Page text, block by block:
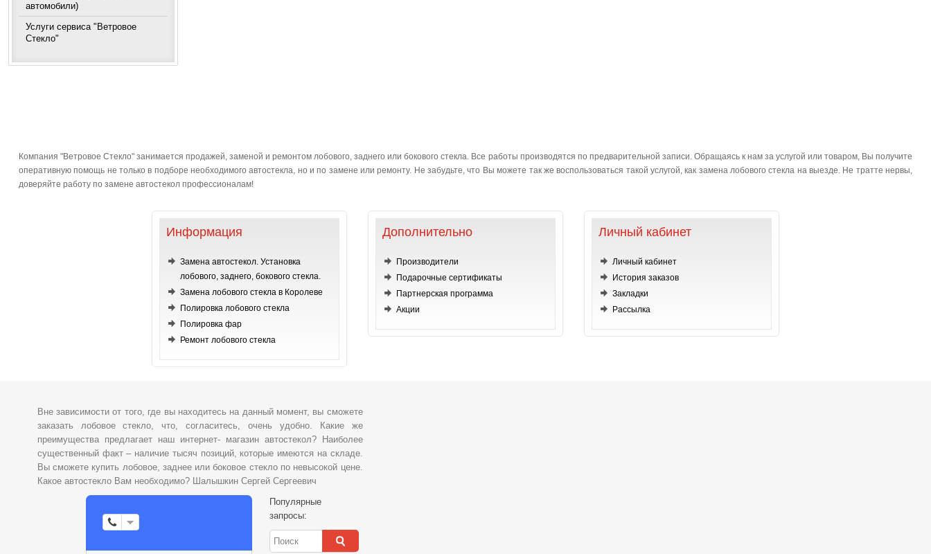
автомобили)
Услуги сервиса "Ветровое
Стекло"
Компания "Ветровое Стекло" занимается продажей, заменой и ремонтом лобового, заднего или бокового стекла. Все работы производятся по предварительной записи. Обращаясь к нам за услугой или товаром, Вы получите
оперативную помощь не только в подборе необходимого автостекла, но и по замене или ремонту. Не забудьте, что Вы можете так же воспользоваться такой услугой, как замена лобового стекла на выезде. Не тратте нервы,
доверяйте работу по замене автостекол профессионалам!
Информация
Замена автостекол. Установка
лобового, заднего, бокового стекла.
Замена лобового стекла в Королеве
Полировка лобового стекла
Полировка фар
Ремонт лобового стекла
Дополнительно
Производители
Подарочные сертификаты
Партнерская программа
Акции
Личный кабинет
Личный кабинет
История заказов
Закладки
Рассылка
Вне зависимости от того, где вы находитесь на данный момент, вы сможете
заказать лобовое стекло, что, согласитесь, очень удобно. Какие же
преимущества предлагает наш интернет- магазин автостекол? Наиболее
существенный факт – наличие тысяч позиций, которые имеются на складе.
Вы сможете купить лобовое, заднее или боковое стекло по невысокой цене.
Какое автостекло Вам необходимо? Шалышкин Сергей Сергеевич
Популярные
запросы: